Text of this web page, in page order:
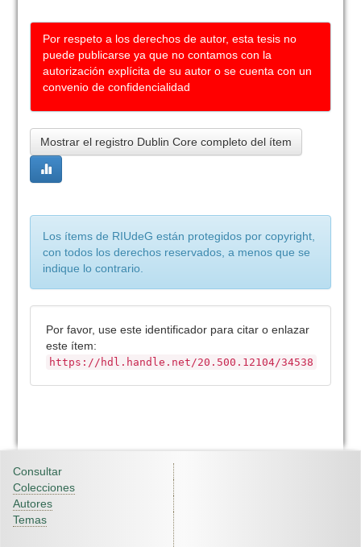
Por respeto a los derechos de autor, esta tesis no
puede publicarse ya que no contamos con la
autorización explícita de su autor o se cuenta con un
convenio de confidencialidad
Mostrar el registro Dublin Core completo del ítem
Los ítems de RIUdeG están protegidos por copyright,
con todos los derechos reservados, a menos que se
indique lo contrario.
Por favor, use este identificador para citar o enlazar
este ítem:
https://hdl.handle.net/20.500.12104/34538
Consultar
Colecciones
Autores
Temas